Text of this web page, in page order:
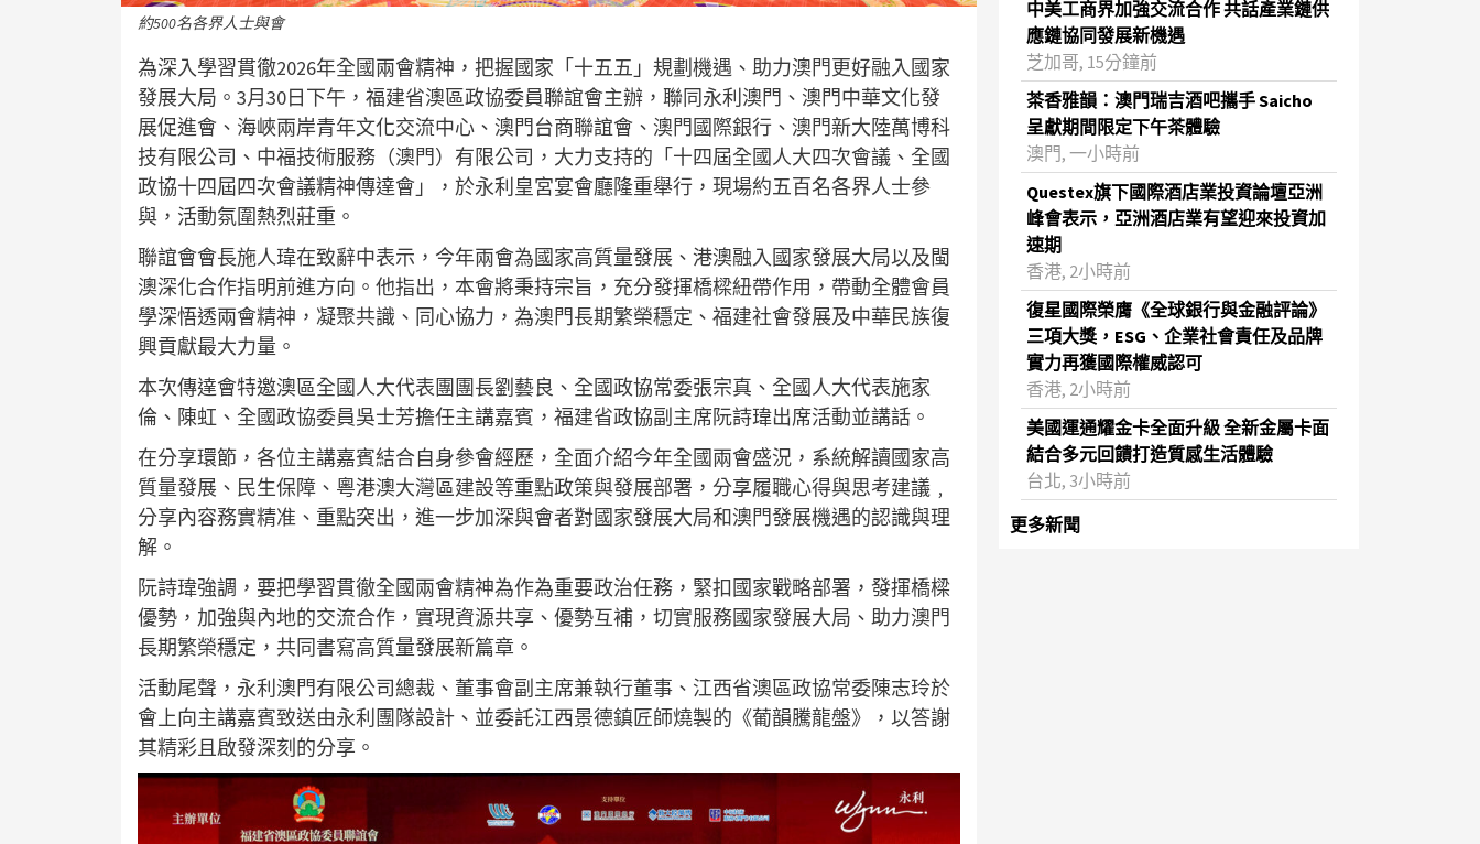
約500名各界人士與會
為深入學習貫徹2026年全國兩會精神，把握國家「十五五」規劃機遇、助力澳門更好融入國家
發展大局。3月30日下午，福建省澳區政協委員聯誼會主辦，聯同永利澳門、澳門中華文化發
展促進會、海峽兩岸青年文化交流中心、澳門台商聯誼會、澳門國際銀行、澳門新大陸萬博科
技有限公司、中福技術服務（澳門）有限公司，大力支持的「十四屆全國人大四次會議、全國
政協十四屆四次會議精神傳達會」，於永利皇宮宴會廳隆重舉行，現場約五百名各界人士參
與，活動氛圍熱烈莊重。
聯誼會會長施人瑋在致辭中表示，今年兩會為國家高質量發展、港澳融入國家發展大局以及閩
澳深化合作指明前進方向。他指出，本會將秉持宗旨，充分發揮橋樑紐帶作用，帶動全體會員
學深悟透兩會精神，凝聚共識、同心協力，為澳門長期繁榮穩定、福建社會發展及中華民族復
興貢獻最大力量。
本次傳達會特邀澳區全國人大代表團團長劉藝良、全國政協常委張宗真、全國人大代表施家
倫、陳虹、全國政協委員吳士芳擔任主講嘉賓，福建省政協副主席阮詩瑋出席活動並講話。
在分享環節，各位主講嘉賓結合自身參會經歷，全面介紹今年全國兩會盛況，系統解讀國家高
質量發展、民生保障、粵港澳大灣區建設等重點政策與發展部署，分享履職心得與思考建議﹐
分享內容務實精准、重點突出，進一步加深與會者對國家發展大局和澳門發展機遇的認識與理
解。
阮詩瑋強調，要把學習貫徹全國兩會精神為作為重要政治任務，緊扣國家戰略部署，發揮橋樑
優勢，加強與內地的交流合作，實現資源共享、優勢互補，切實服務國家發展大局、助力澳門
長期繁榮穩定，共同書寫高質量發展新篇章。
活動尾聲，永利澳門有限公司總裁、董事會副主席兼執行董事、江西省澳區政協常委陳志玲於
會上向主講嘉賓致送由永利團隊設計、並委託江西景德鎮匠師燒製的《葡韻騰龍盤》，以答謝
其精彩且啟發深刻的分享。
中美工商界加強交流合作 共話產業鏈供
應鏈協同發展新機遇
芝加哥, 15分鐘前
茶香雅韻：澳門瑞吉酒吧攜手 Saicho
呈獻期間限定下午茶體驗
澳門, 一小時前
Questex旗下國際酒店業投資論壇亞洲
峰會表示，亞洲酒店業有望迎來投資加
速期
香港, 2小時前
復星國際榮膺《全球銀行與金融評論》
三項大獎，ESG、企業社會責任及品牌
實力再獲國際權威認可
香港, 2小時前
美國運通耀金卡全面升級 全新金屬卡面
結合多元回饋打造質感生活體驗
台北, 3小時前
更多新聞